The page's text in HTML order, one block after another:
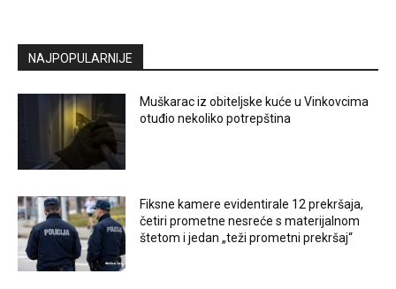
NAJPOPULARNIJE
Muškarac iz obiteljske kuće u Vinkovcima
otuđio nekoliko potrepština
Fiksne kamere evidentirale 12 prekršaja,
četiri prometne nesreće s materijalnom
štetom i jedan „teži prometni prekršaj“